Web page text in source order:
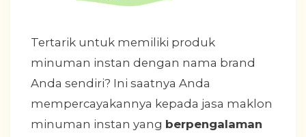
Tertarik untuk memiliki produk
minuman instan dengan nama brand
Anda sendiri? Ini saatnya Anda
mempercayakannya kepada jasa maklon
minuman instan yang berpengalaman